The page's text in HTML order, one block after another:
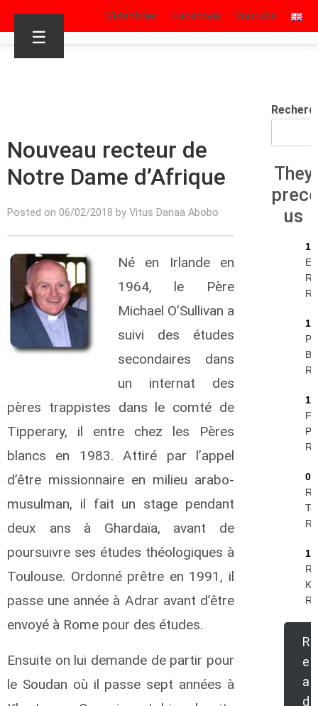
S’identifier Facebook Youtube
☰
Nouveau recteur de
Notre Dame d’Afrique
Posted on 06/02/2018 by Vitus Danaa Abobo
Né en Irlande en
1964, le Père
Michael O’Sullivan a
suivi des études
secondaires dans
un internat des
pères trappistes dans le comté de
Tipperary, il entre chez les Pères
blancs en 1983. Attiré par l’appel
d’être missionnaire en milieu arabo-
musulman, il fait un stage pendant
deux ans à Ghardaïa, avant de
poursuivre ses études théologiques à
Toulouse. Ordonné prêtre en 1991, il
passe une année à Adrar avant d’être
envoyé à Rome pour des études.
Ensuite on lui demande de partir pour
le Soudan où il passe sept années à
They
us
R
e
a
d